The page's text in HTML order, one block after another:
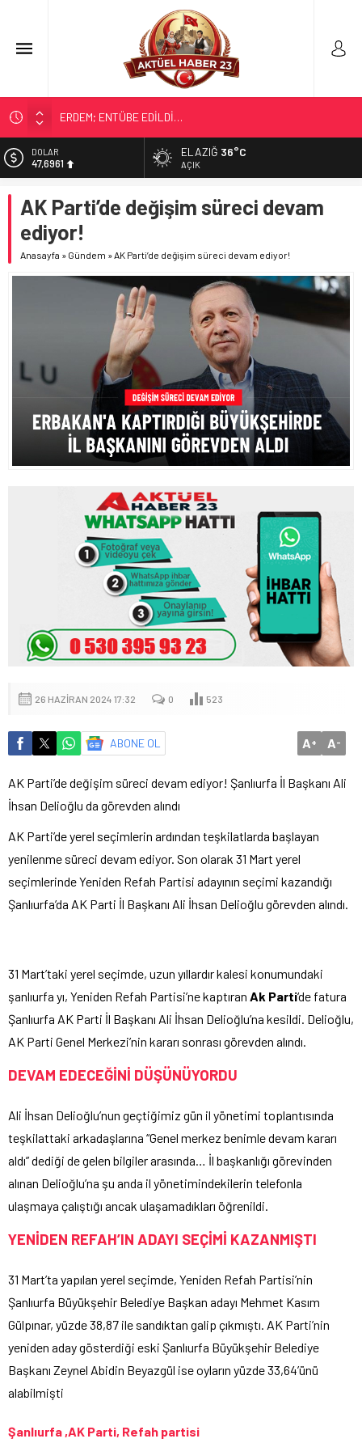
ERDEM; ENTÜBE EDİLDİ…
ELAZIĞ’DA TEFECİLİK OPERASYONU
YRP’DEN, KARAYOLCULARA TEŞEKKÜR
298 MİLYON DOLARLIK İHRACAT
DOLAR
47,6961
55,1808
ALTIN
6.662,82
ELAZIĞ 36°C
AÇIK
AK Parti’de değişim süreci devam
ediyor!
Anasayfa » Gündem »AK Parti’de değişim süreci devam ediyor!
26 HAZIRAN 2024 17:32 0 523
ABONE OL A+ A-
AK Parti’de değişim süreci devam ediyor! Şanlıurfa İl Başkanı Ali
İhsan Delioğlu da görevden alındı
AK Parti’de yerel seçimlerin ardından teşkilatlarda başlayan
yenilenme süreci devam ediyor. Son olarak 31 Mart yerel
seçimlerinde Yeniden Refah Partisi adayının seçimi kazandığı
Şanlıurfa’da AK Parti İl Başkanı Ali İhsan Delioğlu görevden alındı.
31 Mart’taki yerel seçimde, uzun yıllardır kalesi konumundaki
şanlıurfa yı, Yeniden Refah Partisi’ne kaptıran Ak Parti‘de fatura
Şanlıurfa AK Parti İl Başkanı Ali İhsan Delioğlu’na kesildi. Delioğlu,
AK Parti Genel Merkezi’nin kararı sonrası görevden alındı.
DEVAM EDECEĞİNİ DÜŞÜNÜYORDU
Ali İhsan Delioğlu’nun geçtiğimiz gün il yönetimi toplantısında
teşkilattaki arkadaşlarına “Genel merkez benimle devam kararı
aldı” dediği de gelen bilgiler arasında… İl başkanlığı görevinden
alınan Delioğlu’na şu anda il yönetimindekilerin telefonla
ulaşmaya çalıştığı ancak ulaşamadıkları öğrenildi.
YENİDEN REFAH’IN ADAYI SEÇİMİ KAZANMIŞTI
31 Mart’ta yapılan yerel seçimde, Yeniden Refah Partisi’nin
Şanlıurfa Büyükşehir Belediye Başkan adayı Mehmet Kasım
Gülpınar, yüzde 38,87 ile sandıktan galip çıkmıştı. AK Parti’nin
yeniden aday gösterdiği eski Şanlıurfa Büyükşehir Belediye
Başkanı Zeynel Abidin Beyazgül ise oyların yüzde 33,64’ünü
alabilmişti
Şanlıurfa ,AK Parti, Refah partisi